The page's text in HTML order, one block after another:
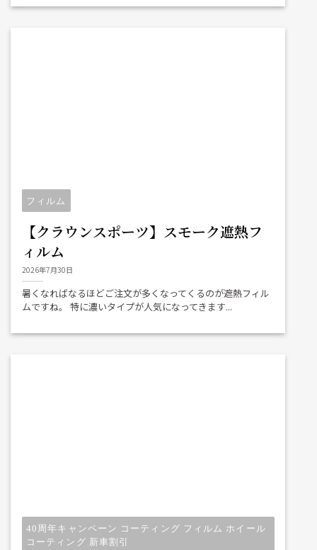
フィルム
【クラウンスポーツ】スモーク遮熱フ
ィルム
2026年7月30日
暑くなればなるほどご注文が多くなってくるのが遮熱フィル
ムですね。 特に濃いタイプが人気になってきます...
40周年キャンペーン コーティング フィルム ホイール
コーティング 新車割引